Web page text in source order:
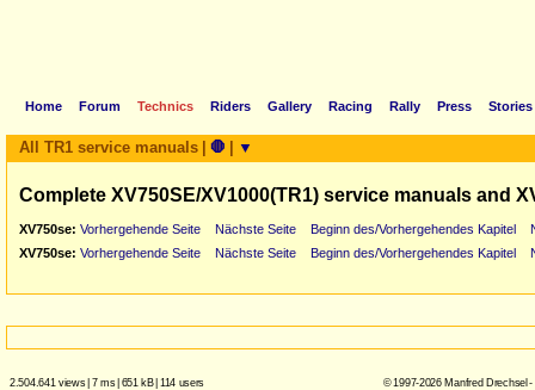
Home Forum Technics Riders Gallery Racing Rally Press Stories
All TR1 service manuals 🛑 ▼
Complete XV750SE/XV1000(TR1) service manuals and
XV750se: Vorhergehende Seite Nächste Seite Beginn des/Vorhergehendes Kapitel
XV750se: Vorhergehende Seite Nächste Seite Beginn des/Vorhergehendes Kapitel
2.504.641 views| 7 ms| 651 kB| 114 users © 1997-2026 Manfred Drechsel